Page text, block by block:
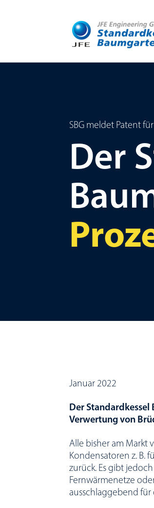
SBG meldet Patent
Der
Januar 2022
Der Standardkessel
Verwertung von
Alle bisher am Markt
Kondensatoren z. B.
zurück. Es gibt
Fernwärmenetze
ausschlaggebend